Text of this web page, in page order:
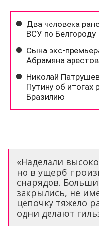
«Наделали
но в ущерб
снарядов.
закрылись, не
цепочку тяжело
одни делают